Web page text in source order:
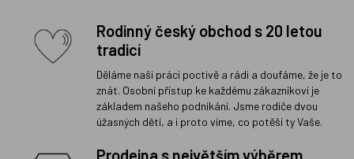
Rodinný český obchod s 20 letou
tradicí
Děláme naši práci poctivě a rádi a doufáme, že je to
znát. Osobní přístup ke každému zákazníkovi je
základem našeho podnikání. Jsme rodiče dvou
úžasných dětí, a i proto víme, co potěší ty Vaše.
Prodejna s největším výběrem